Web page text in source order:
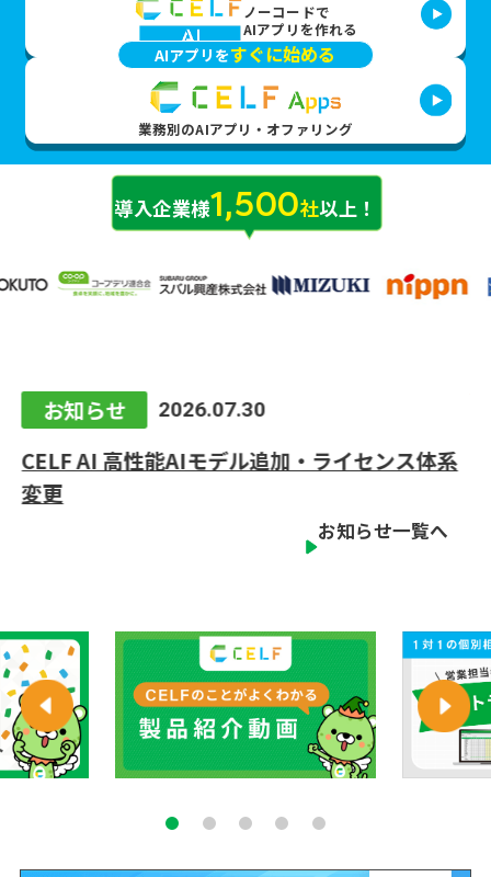
ノーコードで
AIアプリを作れる
業務別のAIアプリ・オファリング
AIアプリをすぐに始める
導入企業様1,500社以上！
お知らせ 2026.07.30
CELF AI 高性能AIモデル追加・ライセンス体系
変更
お知らせ一覧へ